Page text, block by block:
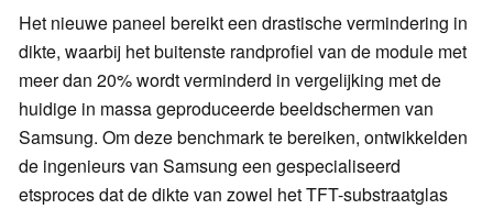
Het nieuwe paneel bereikt een drastische vermindering in
dikte, waarbij het buitenste randprofiel van de module met
meer dan 20% wordt verminderd in vergelijking met de
huidige in massa geproduceerde beeldschermen van
Samsung. Om deze benchmark te bereiken, ontwikkelden
de ingenieurs van Samsung een gespecialiseerd
etsproces dat de dikte van zowel het TFT-substraatglas